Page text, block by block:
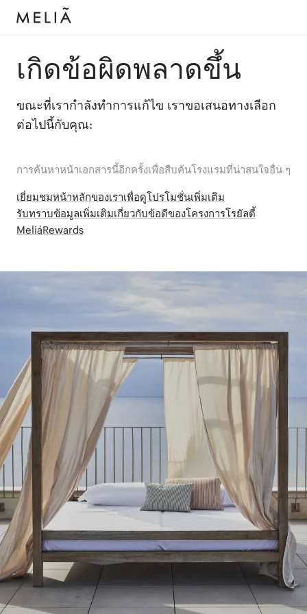
เกิดข้อผิดพลาดขึ้น
ขณะที่เรากำลังทำการแก้ไข เราขอเสนอทางเลือก
ต่อไปนี้กับคุณ:
การค้นหาหน้าเอกสารนี้อีกครั้งเพื่อสืบค้นโรงแรมที่น่าสนใจอื่น ๆ
เยี่ยมชมหน้าหลักของเราเพื่อดูโปรโมชั่นเพิ่มเติม
รับทราบข้อมูลเพิ่มเติมเกี่ยวกับข้อดีของโครงการโรยัลตี้
MeliáRewards